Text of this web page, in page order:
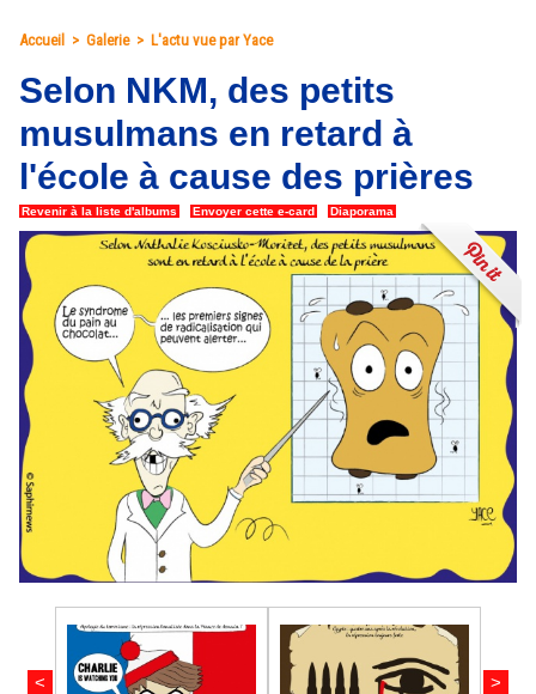
Accueil > Galerie > L'actu vue par Yace
Selon NKM, des petits
musulmans en retard à
l'école à cause des prières
Revenir à la liste d'albums Envoyer cette e-card Diaporama
< >